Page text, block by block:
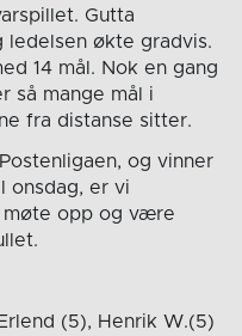
Gutta
ledelsen økte gradvis.
14 mål. Nok en gang
så mange mål i
fra distanse sitter.
og vinner
onsdag, er vi
møte opp og være
(5), Henrik W.(5)